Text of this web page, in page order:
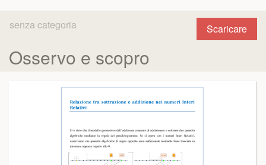
Scaricare
senza categoria
Osservo e scopro